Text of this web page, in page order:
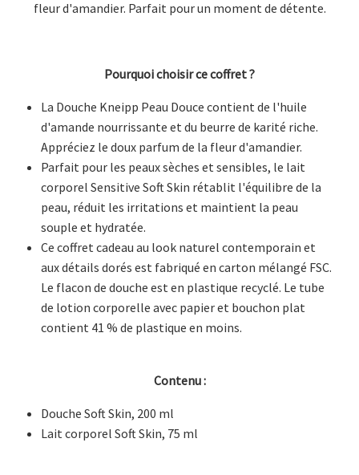
fleur d'amandier. Parfait pour un moment de détente.
Pourquoi choisir ce coffret ?
La Douche Kneipp Peau Douce contient de l'huile
d'amande nourrissante et du beurre de karité riche.
Appréciez le doux parfum de la fleur d'amandier.
Parfait pour les peaux sèches et sensibles, le lait
corporel Sensitive Soft Skin rétablit l'équilibre de la
peau, réduit les irritations et maintient la peau
souple et hydratée.
Ce coffret cadeau au look naturel contemporain et
aux détails dorés est fabriqué en carton mélangé FSC.
Le flacon de douche est en plastique recyclé. Le tube
de lotion corporelle avec papier et bouchon plat
contient 41 % de plastique en moins.
Contenu :
Douche Soft Skin, 200 ml
Lait corporel Soft Skin, 75 ml